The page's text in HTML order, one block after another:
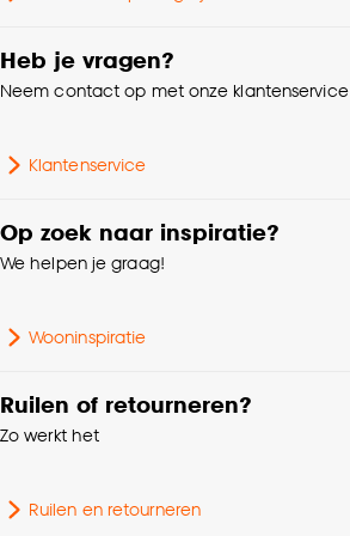
cookieverklaring
Aantal stuks
Geschikt voor
Heb je vragen?
Neem contact op met onze klantenservice
Klantenservice
Op zoek naar inspiratie?
We helpen je graag!
Wooninspiratie
Ruilen of retourneren?
Zo werkt het
Ruilen en retourneren